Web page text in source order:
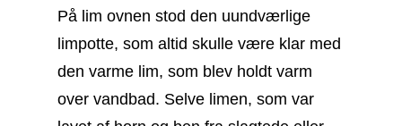
På lim ovnen stod den uundværlige
limpotte, som altid skulle være klar med
den varme lim, som blev holdt varm
over vandbad. Selve limen, som var